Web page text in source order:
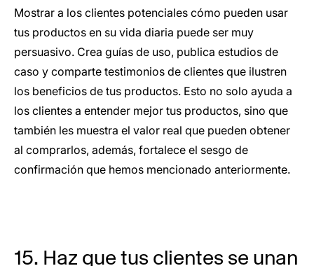
Mostrar a los clientes potenciales cómo pueden usar
tus productos en su vida diaria puede ser muy
persuasivo. Crea guías de uso, publica estudios de
caso y comparte testimonios de clientes que ilustren
los beneficios de tus productos. Esto no solo ayuda a
los clientes a entender mejor tus productos, sino que
también les muestra el valor real que pueden obtener
al comprarlos, además, fortalece el sesgo de
confirmación que hemos mencionado anteriormente.
15. Haz que tus clientes se unan